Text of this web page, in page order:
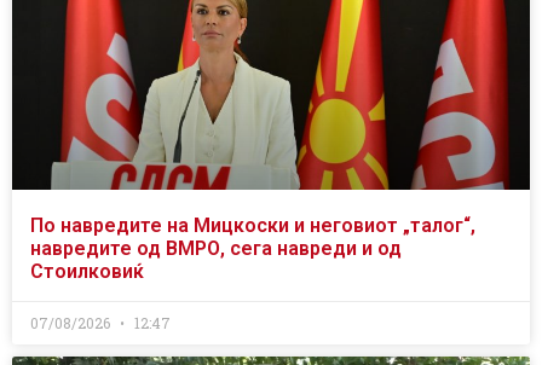
По навредите на Мицкоски и неговиот „талог“,
навредите од ВМРО, сега навреди и од
Стоилковиќ
07/08/2026 12:47